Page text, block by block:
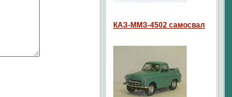
КАЗ-ММЗ-4502 самосвал